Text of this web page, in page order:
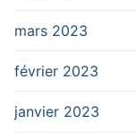
mars 2023
février 2023
janvier 2023